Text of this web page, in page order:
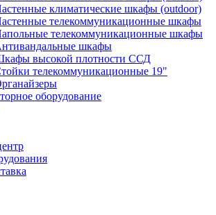
климатические шкафы (outdoor)
телекоммуникационные шкафы
телекоммуникационные шкафы
шкафы
высокой плотности ССД
телекоммуникационные 19"
оборудование